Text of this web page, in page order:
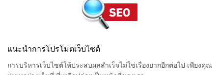
แนะนำการโปรโมตเว็บไซต์
การบริหารเว็บไซต์ให้ประสบผลสำเร็จไม่ใช่เรื่องยากอีกต่อไป เพียงคุณ